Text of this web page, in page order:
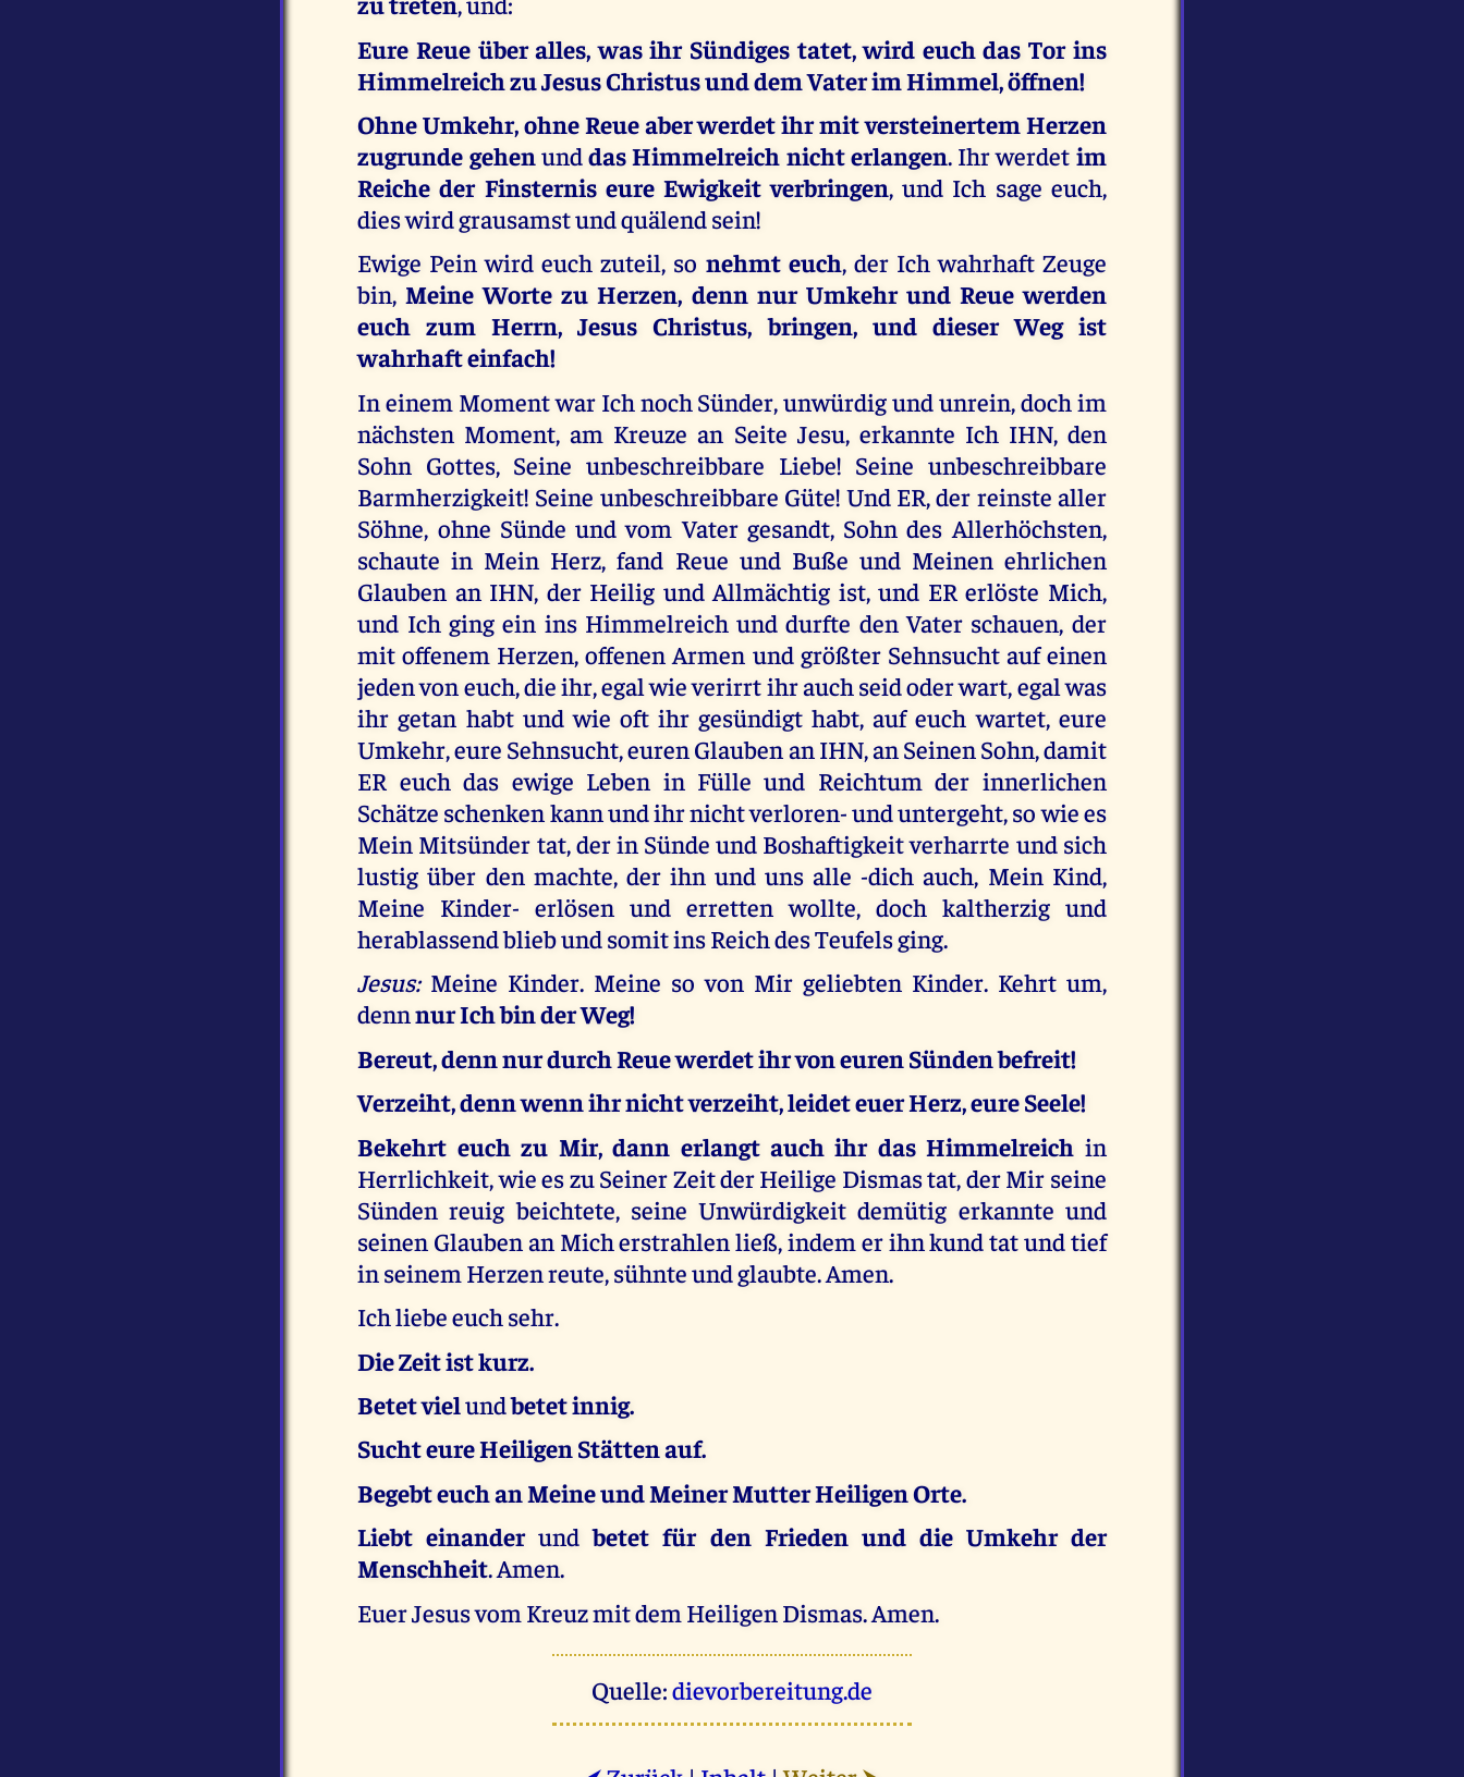
Eure Reue über alles, was ihr Sündiges tatet, wird euch das Tor ins
Himmelreich zu Jesus Christus und dem Vater im Himmel, öffnen!
Ohne Umkehr, ohne Reue aber werdet ihr mit versteinertem Herzen
zugrunde gehenunddas Himmelreich nicht erlangen. Ihr werdet im
Reiche der Finsternis eure Ewigkeit verbringen, und Ich sage euch,
dies wird grausamst und quälend sein!
Ewige Pein wird euch zuteil, so nehmt euch, der Ich wahrhaft Zeuge
bin, Meine Worte zu Herzen, denn nur Umkehr und Reue werden
euch zum Herrn, Jesus Christus, bringen, und dieser Weg ist
wahrhaft einfach!
In einem Moment war Ich noch Sünder, unwürdig und unrein, doch im
nächsten Moment, am Kreuze an Seite Jesu, erkannte Ich IHN, den
Sohn Gottes, Seine unbeschreibbare Liebe! Seine unbeschreibbare
Barmherzigkeit! Seine unbeschreibbare Güte! Und ER, der reinste aller
Söhne, ohne Sünde und vom Vater gesandt, Sohn des Allerhöchsten,
schaute in Mein Herz, fand Reue und Buße und Meinen ehrlichen
Glauben an IHN, der Heilig und Allmächtig ist, und ER erlöste Mich,
und Ich ging ein ins Himmelreich und durfte den Vater schauen, der
mit offenem Herzen, offenen Armen und größter Sehnsucht auf einen
jeden von euch, die ihr, egal wie verirrt ihr auch seid oder wart, egal was
ihr getan habt und wie oft ihr gesündigt habt, auf euch wartet, eure
Umkehr, eure Sehnsucht, euren Glauben an IHN, an Seinen Sohn, damit
ER euch das ewige Leben in Fülle und Reichtum der innerlichen
Schätze schenken kann und ihr nicht verloren- und untergeht, so wie es
Mein Mitsünder tat, der in Sünde und Boshaftigkeit verharrte und sich
lustig über den machte, der ihn und uns alle -dich auch, Mein Kind,
Meine Kinder- erlösen und erretten wollte, doch kaltherzig und
herablassend blieb und somit ins Reich des Teufels ging.
Jesus:Meine Kinder. Meine so von Mir geliebten Kinder. Kehrt um,
dennnur Ich bin der Weg!
Bereut, denn nur durch Reue werdet ihr von euren Sünden befreit!
Verzeiht, denn wenn ihr nicht verzeiht, leidet euer Herz, eure Seele!
Bekehrt euch zu Mir, dann erlangt auch ihr das Himmelreich in
Herrlichkeit, wie es zu Seiner Zeit der Heilige Dismas tat, der Mir seine
Sünden reuig beichtete, seine Unwürdigkeit demütig erkannte und
seinen Glauben an Mich erstrahlen ließ, indem er ihn kund tat und tief
in seinem Herzen reute, sühnte und glaubte. Amen.
Ich liebe euch sehr.
Die Zeit ist kurz.
Betet vielundbetet innig.
Sucht eure Heiligen Stätten auf.
Begebt euch an Meine und Meiner Mutter Heiligen Orte.
Liebt einanderundbetet für den Frieden und die Umkehr der
Menschheit. Amen.
Euer Jesus vom Kreuz mit dem Heiligen Dismas. Amen.
Quelle:dievorbereitung.de